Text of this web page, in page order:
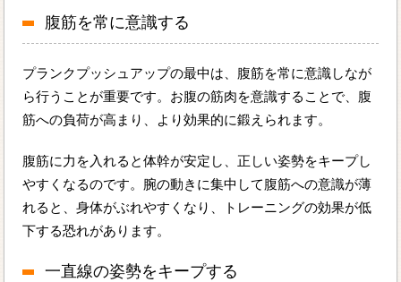
腹筋を常に意識する
プランクプッシュアップの最中は、腹筋を常に意識しなが
ら行うことが重要です。お腹の筋肉を意識することで、腹
筋への負荷が高まり、より効果的に鍛えられます。
腹筋に力を入れると体幹が安定し、正しい姿勢をキープし
やすくなるのです。腕の動きに集中して腹筋への意識が薄
れると、身体がぶれやすくなり、トレーニングの効果が低
下する恐れがあります。
一直線の姿勢をキープする